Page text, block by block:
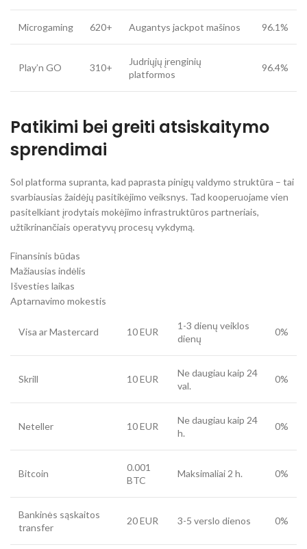
Microgaming 620+ Augantys jackpot mašinos 96.1%
Play’n GO 310+
Judriųjų įrenginių
platformos
96.4%
Patikimi bei greiti atsiskaitymo
sprendimai
Sol platforma supranta, kad paprasta pinigų valdymo struktūra – tai
svarbiausias žaidėjų pasitikėjimo veiksnys. Tad kooperuojame vien
pasitelkiant įrodytais mokėjimo infrastruktūros partneriais,
užtikrinančiais operatyvų procesų vykdymą.
Finansinis būdas
Mažiausias indėlis
Išvesties laikas
Aptarnavimo mokestis
Visa ar Mastercard 10 EUR
1-3 dienų veiklos
dienų
0%
Skrill 10 EUR
Ne daugiau kaip 24
val.
0%
Neteller 10 EUR
Ne daugiau kaip 24
h.
0%
Bitcoin
0.001
BTC
Maksimaliai 2 h. 0%
Bankinės sąskaitos
transfer
20 EUR 3-5 verslo dienos 0%